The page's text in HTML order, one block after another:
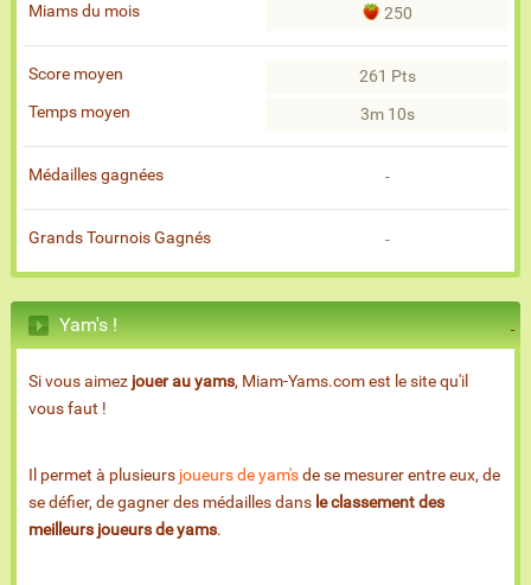
Miams du mois 250
Score moyen
261 Pts
Temps moyen
3m 10s
Médailles gagnées -
Grands Tournois Gagnés -
Yam's !
Si vous aimez jouer au yams, Miam-Yams.com est le site qu'il
vous faut !
Il permet à plusieurs joueurs de yam'sde se mesurer entre eux, de
se défier, de gagner des médailles dans le classement des
meilleurs joueurs de yams.